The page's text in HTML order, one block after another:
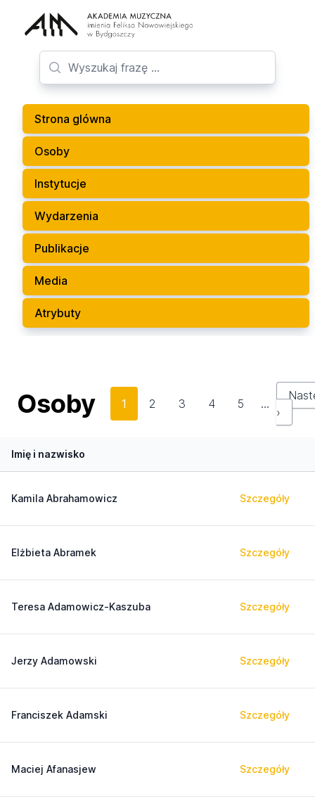
Strona glówna
Osoby
Instytucje
Wydarzenia
Publikacje
Media
Atrybuty
Osoby 1 2 3 4 5 …
›
Imię i nazwisko
Kamila Abrahamowicz Szczegóły
Elżbieta Abramek Szczegóły
Teresa Adamowicz-Kaszuba Szczegóły
Jerzy Adamowski Szczegóły
Franciszek Adamski Szczegóły
Maciej Afanasjew Szczegóły